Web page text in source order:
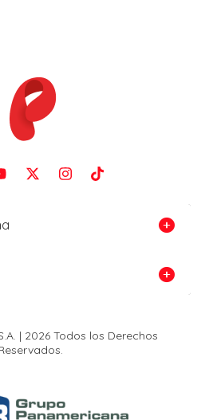
| 2026 Todos los Derechos